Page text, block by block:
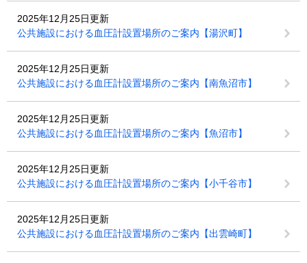
2025年12月25日更新
公共施設における血圧計設置場所のご案内【湯沢町】
2025年12月25日更新
公共施設における血圧計設置場所のご案内【南魚沼市】
2025年12月25日更新
公共施設における血圧計設置場所のご案内【魚沼市】
2025年12月25日更新
公共施設における血圧計設置場所のご案内【小千谷市】
2025年12月25日更新
公共施設における血圧計設置場所のご案内【出雲崎町】